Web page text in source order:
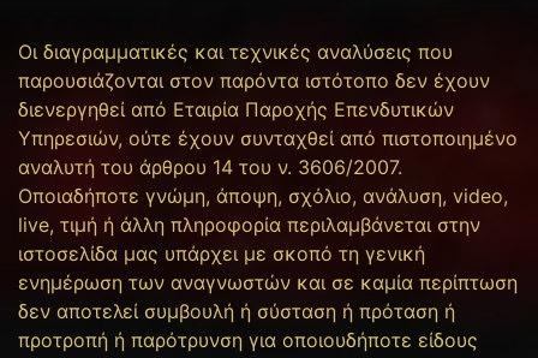
Οι διαγραμματικές και τεχνικές αναλύσεις που
παρουσιάζονται στον παρόντα ιστότοπο δεν έχουν
διενεργηθεί από Εταιρία Παροχής Επενδυτικών
Υπηρεσιών, ούτε έχουν συνταχθεί από πιστοποιημένο
αναλυτή του άρθρου 14 του ν. 3606/2007.
Οποιαδήποτε γνώμη, άποψη, σχόλιο, ανάλυση, video,
live, τιμή ή άλλη πληροφορία περιλαμβάνεται στην
ιστοσελίδα μας υπάρχει με σκοπό τη γενική
ενημέρωση των αναγνωστών και σε καμία περίπτωση
δεν αποτελεί συμβουλή ή σύσταση ή πρόταση ή
προτροπή ή παρότρυνση για οποιουδήποτε είδους